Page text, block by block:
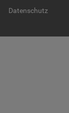
Datenschutz